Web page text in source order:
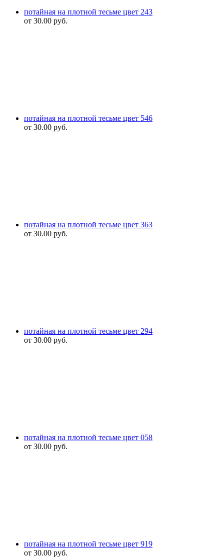
потайная на плотной тесьме цвет 243
от 30.00 руб.
потайная на плотной тесьме цвет 546
от 30.00 руб.
потайная на плотной тесьме цвет 363
от 30.00 руб.
потайная на плотной тесьме цвет 294
от 30.00 руб.
потайная на плотной тесьме цвет 058
от 30.00 руб.
потайная на плотной тесьме цвет 919
от 30.00 руб.